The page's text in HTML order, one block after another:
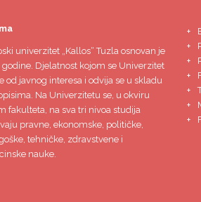
univerzitet „Kallos“ Tuzlaosnovan je
godine. Djelatnost kojom se Univerzitet
od javnog interesa i odvija se u skladu
Na Univerzitetu se, u okviru
fakulteta, na sva tri nivoa studija
pravne, ekonomske, političke,
tehničke, zdravstvene i
nauke.